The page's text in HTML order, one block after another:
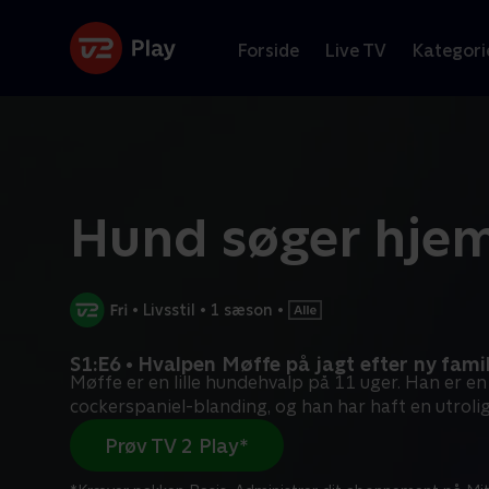
Forside Live TV
Hund søger
• Livsstil • 1 sæson •
S1:E6 • Hvalpen Møffe på jagt efter ny
Møffe er en lille hundehvalp på 11 uger. Han er en
cockerspaniel-blanding, og han har haft en utrolig
Prøv TV 2 Play*